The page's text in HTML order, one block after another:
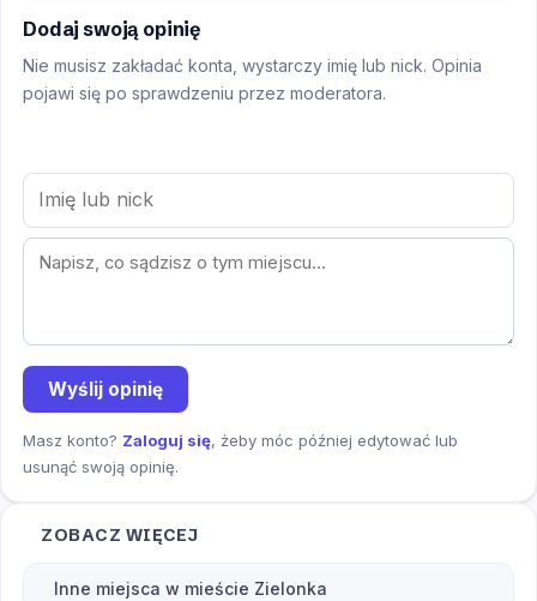
Dodaj swoją opinię
Nie musisz zakładać konta, wystarczy imię lub nick. Opinia
pojawi się po sprawdzeniu przez moderatora.
Wyślij opinię
Masz konto? Zaloguj się, żeby móc później edytować lub
usunąć swoją opinię.
ZOBACZ WIĘCEJ
Inne miejsca w mieście Zielonka